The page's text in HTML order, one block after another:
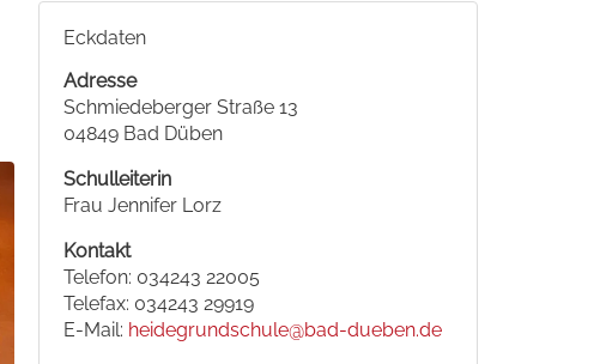
Eckdaten
Adresse
Schmiedeberger Straße 13
04849 Bad Düben
Schulleiterin
Frau Jennifer Lorz
Kontakt
Telefon: 034243 22005
Telefax: 034243 29919
E-Mail: heidegrundschule@bad-dueben.de